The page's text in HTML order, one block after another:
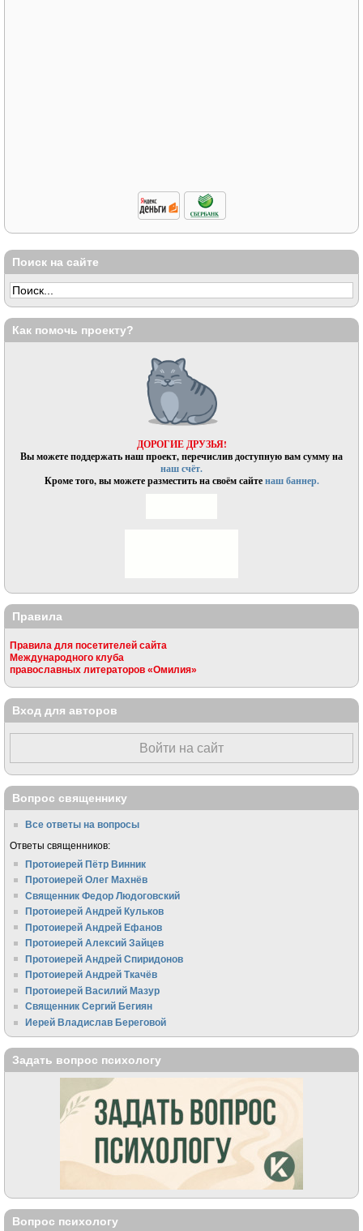
Поиск на сайте
Как помочь проекту?
ДОРОГИЕ ДРУЗЬЯ!
Вы можете поддержать наш проект, перечислив доступную вам сумму на
наш счёт.
Кроме того, вы можете разместить на своём сайтенаш баннер.
Правила
Правила для посетителей сайта
Международного клуба
православных литераторов «Омилия»
Вход для авторов
Войти на сайт
Вопрос священнику
Все ответы на вопросы
Ответы священников:
Протоиерей Пётр Винник
Протоиерей Олег Махнёв
Священник Федор Людоговский
Протоиерей Андрей Кульков
Протоиерей Андрей Ефанов
Протоиерей Алексий Зайцев
Протоиерей Андрей Спиридонов
Протоиерей Андрей Ткачёв
Протоиерей Василий Мазур
Священник Сергий Бегиян
Иерей Владислав Береговой
Задать вопрос психологу
Вопрос психологу